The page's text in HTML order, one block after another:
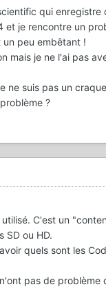
qui enregistre
et je rencontre un
un peu embêtant !
mais je ne l'ai pas
ne suis pas un
?
C'est un
SD ou HD.
quels sont les
pas de